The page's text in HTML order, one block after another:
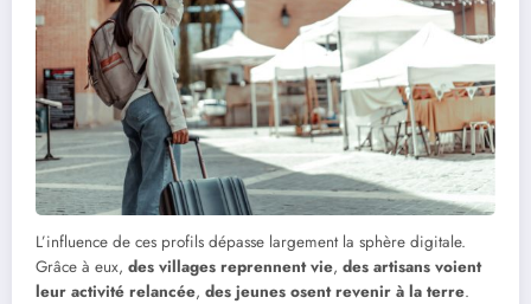
L’influence de ces profils dépasse largement la sphère digitale.
Grâce à eux, des villages reprennent vie, des artisans voient
leur activité relancée, des jeunes osent revenir à la terre.